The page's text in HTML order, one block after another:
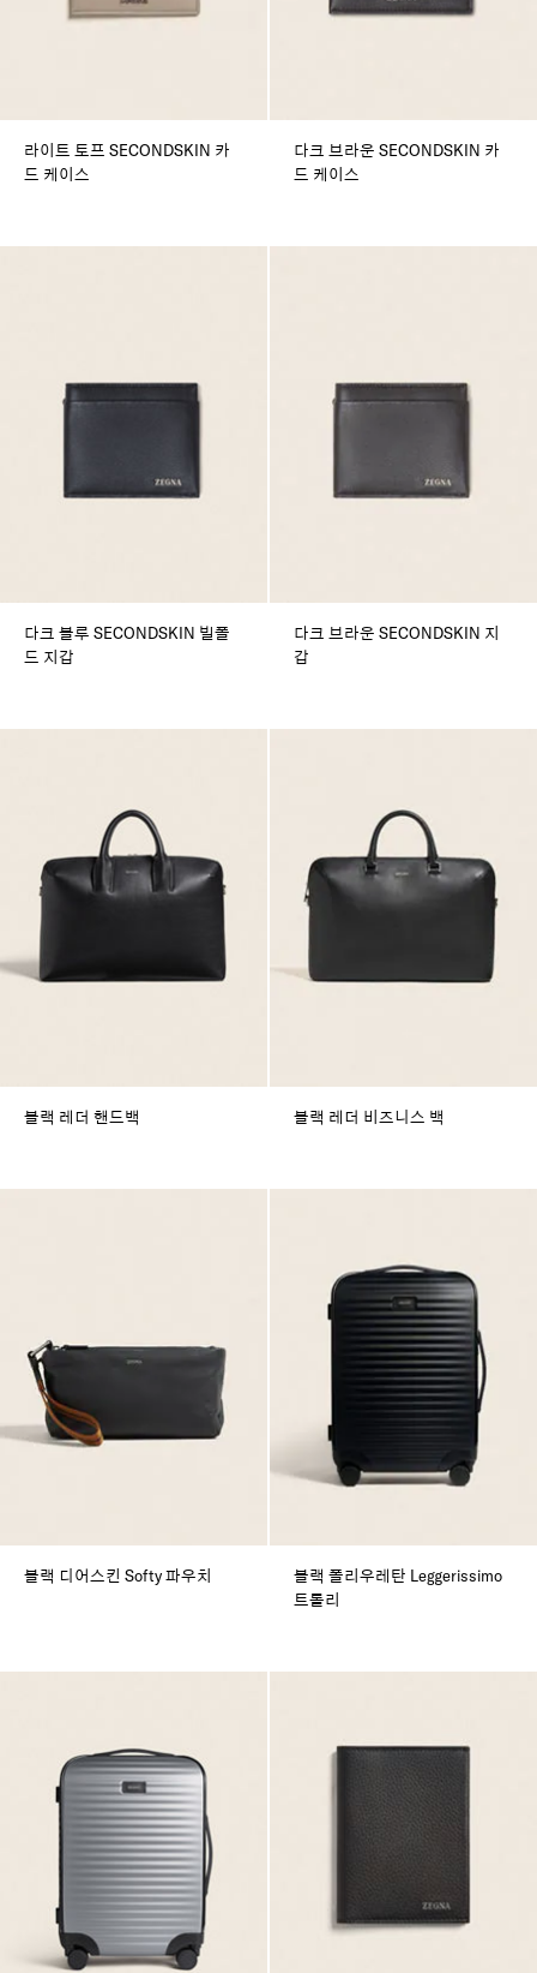
라이트 토프 SECONDSKIN 카
드 케이스
다크 브라운 SECONDSKIN 카
드 케이스
다크 블루 SECONDSKIN 빌폴
드 지갑
다크 브라운 SECONDSKIN 지
갑
블랙 레더 핸드백 블랙 레더 비즈니스 백
블랙 디어스킨 Softy 파우치
블랙 폴리우레탄 Leggerissimo
트롤리